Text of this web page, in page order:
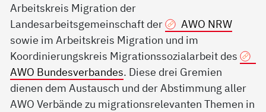
Arbeitskreis Migration der
Landesarbeitsgemeinschaft der
AWO NRW
sowie im Arbeitskreis Migration und im
Koordinierungskreis Migrationssozialarbeit des
AWO Bundesverbandes. Diese drei Gremien
dienen dem Austausch und der Abstimmung aller
AWO Verbände zu migrationsrelevanten Themen in